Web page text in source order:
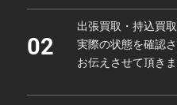
02
出張買取・持込買
実際の状態を確認
お伝えさせて頂きま